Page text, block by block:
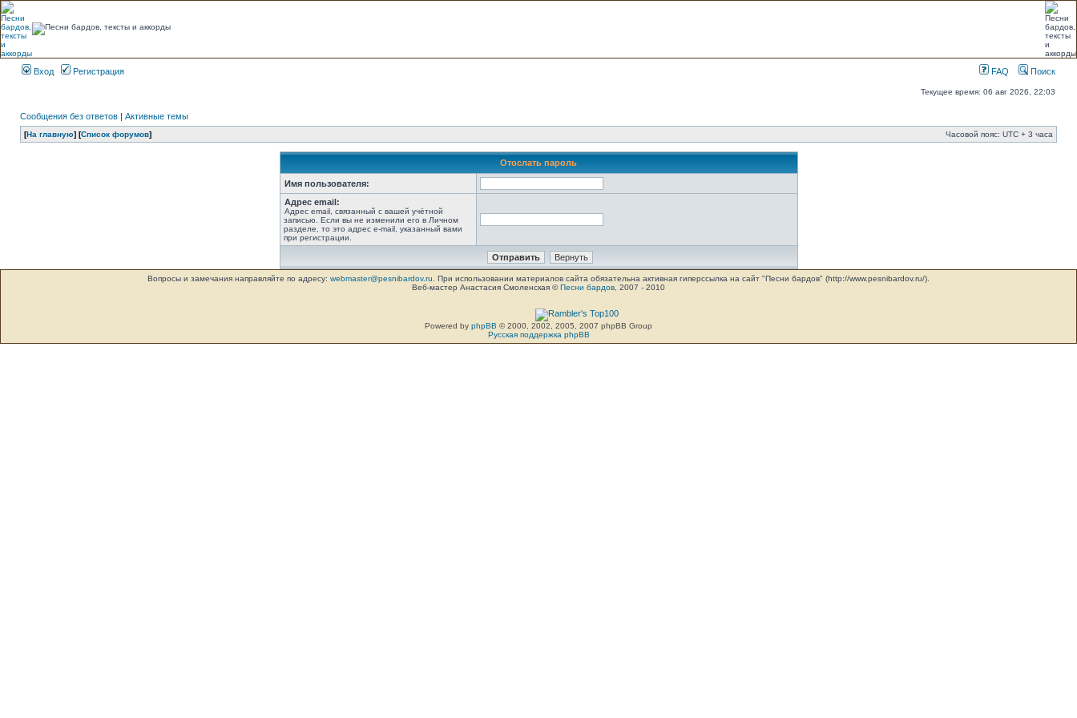
Вход Регистрация FAQ Поиск
Текущее время: 06 авг 2026, 22:03
Сообщения без ответов | Активные темы
[На главную] [Список форумов] Часовой пояс: UTC + 3 часа
Отослать пароль
Имя пользователя:
Адрес email:
Адрес email, связанный с вашей учётной
записью. Если вы не изменили его в Личном
разделе, то это адрес e-mail, указанный вами
при регистрации.
Вопросы и замечания направляйте по адресу: webmaster@pesnibardov.ru . При использовании материалов сайта обязательна активная гиперссылка на сайт "Песни бардов" (http://www.pesnibardov.ru/).
Веб-мастер Анастасия Смоленская ©Песни бардов , 2007 - 2010
Powered by phpBB © 2000, 2002, 2005, 2007 phpBB Group
Русская поддержка phpBB